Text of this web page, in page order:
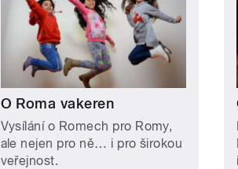
O Roma vakeren
Vysílání o Romech pro Romy,
ale nejen pro ně… i pro širokou
veřejnost.